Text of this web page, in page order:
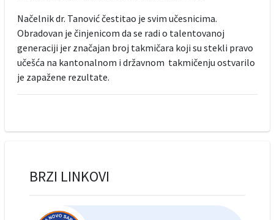
Načelnik dr. Tanović čestitao je svim učesnicima.
Obradovan je činjenicom da se radi o talentovanoj
generaciji jer značajan broj takmičara koji su stekli pravo
učešća na kantonalnom i državnom takmičenju ostvarilo
je zapažene rezultate.
BRZI LINKOVI